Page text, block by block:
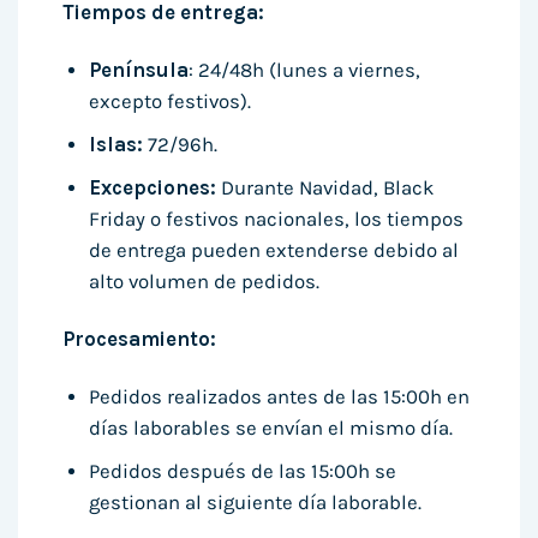
Tiempos de entrega:
Península: 24/48h (lunes a viernes,
excepto festivos).
Islas: 72/96h.
Excepciones: Durante Navidad, Black
Friday o festivos nacionales, los tiempos
de entrega pueden extenderse debido al
alto volumen de pedidos.
Procesamiento:
Pedidos realizados antes de las 15:00h en
días laborables se envían el mismo día.
Pedidos después de las 15:00h se
gestionan al siguiente día laborable.